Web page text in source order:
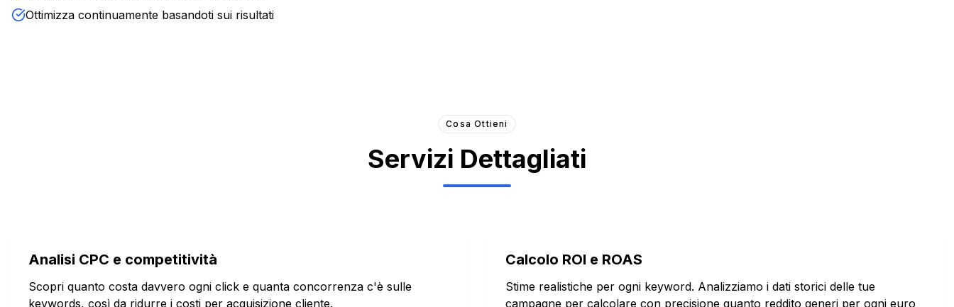
Ottimizza continuamente basandoti sui risultati
Cosa Ottieni
Servizi Dettagliati
Analisi CPC e competitività
Scopri quanto costa davvero ogni click e quanta concorrenza c'è sulle
keywords, così da ridurre i costi per acquisizione cliente.
Calcolo ROI e ROAS
Stime realistiche per ogni keyword. Analizziamo i dati storici delle tue
campagne per calcolare con precisione quanto reddito generi per ogni euro